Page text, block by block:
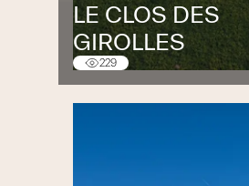
LE CLOS DES
GIROLLES
229